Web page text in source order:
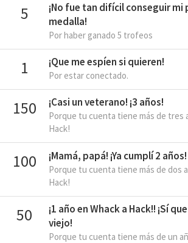
5
¡No fue tan difícil conseguir mi
medalla!
Por haber ganado 5 trofeos
1 ¡Que me espíen si quieren!
Por estar conectado.
150 ¡Casi un veterano! ¡3 años!
Porque tu cuenta tiene más de tres
Hack!
100 ¡Mamá, papá! ¡Ya cumplí 2 años!
Porque tu cuenta tiene más de dos
Hack!
50
¡1 año en Whack a Hack!! ¡Sí
viejo!
Porque tu cuenta tiene más de un